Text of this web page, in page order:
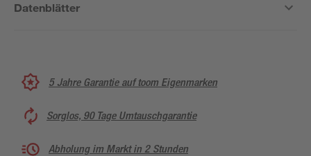
Datenblätter
5 Jahre Garantie auf toom Eigenmarken
Sorglos, 90 Tage Umtauschgarantie
Abholung im Markt in 2 Stunden